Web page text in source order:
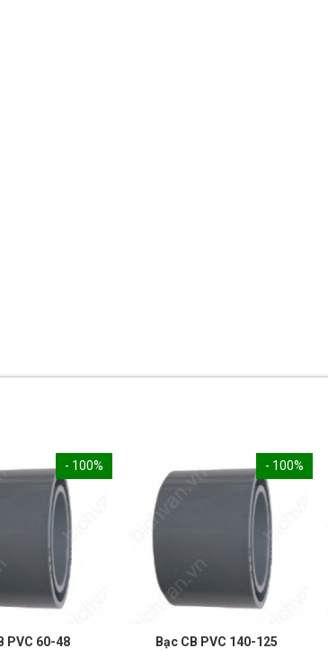
- 100%
PVC 60-48
- 100%
Bạc CB PVC 140-125